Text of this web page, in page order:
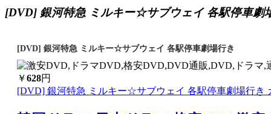
[DVD] 銀河特急 ミルキー☆サブウェイ 各駅停車劇
[DVD] 銀河特急 ミルキー☆サブウェイ 各駅停車劇場行き
￥628円
[DVD] 銀河特急 ミルキー☆サブウェイ 各駅停車劇場行き